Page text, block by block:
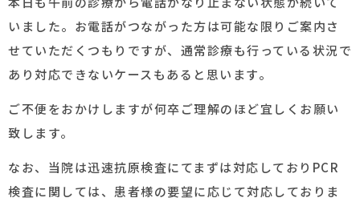
いました。お電話がつながった方は可能な限りご案内さ
せていただくつもりですが、通常診療も行っている状況で
あり対応できないケースもあると思います。
ご不便をおかけしますが何卒ご理解のほど宜しくお願い
致します。
なお、当院は迅速抗原検査にてまずは対応しておりPCR
検査に関しては、患者様の要望に応じて対応しておりま